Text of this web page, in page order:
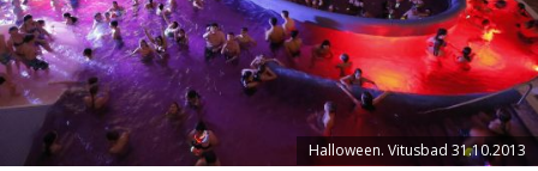
Halloween. Vitusbad 31.10.2013